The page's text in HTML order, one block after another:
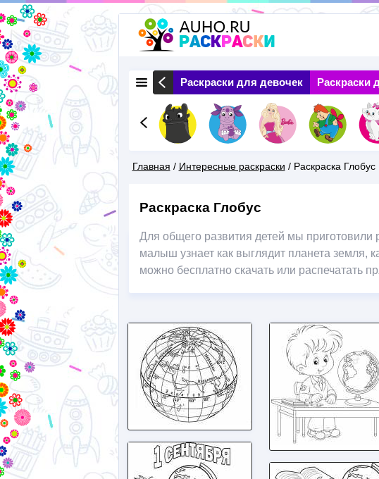
Раскраски Природа Раскраски для девочек Раскраски
Здесь
Главная / Интересные раскраски / Раскраска Глобус
Раскраска Глобус
Для общего развития детей мы
малыш узнает как выглядит планета земля,
можно бесплатно скачать или распечатать